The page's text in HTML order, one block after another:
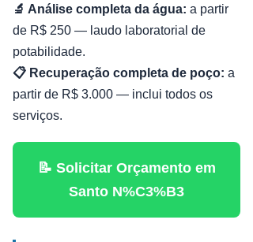
🔬 Análise completa da água: a partir
de R$ 250 — laudo laboratorial de
potabilidade.
📋 Recuperação completa de poço: a
partir de R$ 3.000 — inclui todos os
serviços.
📝 Solicitar Orçamento em
Santo N%C3%B3